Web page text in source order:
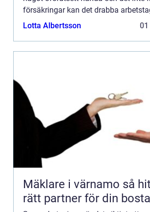
försäkringar kan det drabba
De allra flesta arbetsgivare har sina
Lotta Albertsson
Mäklare i värnamo så hittar du
rätt partner för din